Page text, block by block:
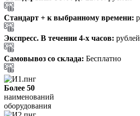
Стандарт + к выбранному времени:
Экспресс. В течении 4-х часов: рублей
Самовывоз со склада: Бесплатно
Более 50
наименований
оборудования